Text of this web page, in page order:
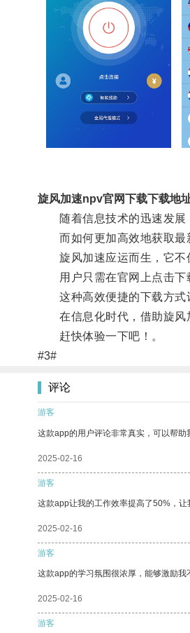
旋风加速npv官网下载下载地
随着信息技术的迅速发展
而如何更加高效地获取最
旋风加速应运而生，它不
用户只需在官网上点击下
这种高效便捷的下载方式
在信息化时代，借助旋风
赶快体验一下吧！。
#3#
评论
游客
这款app的用户评论非常真实，可以帮助
2025-02-16
游客
这款app让我的工作效率提高了50%，
2025-02-16
游客
这款app的学习氛围很浓厚，能够激励我
2025-02-16
游客